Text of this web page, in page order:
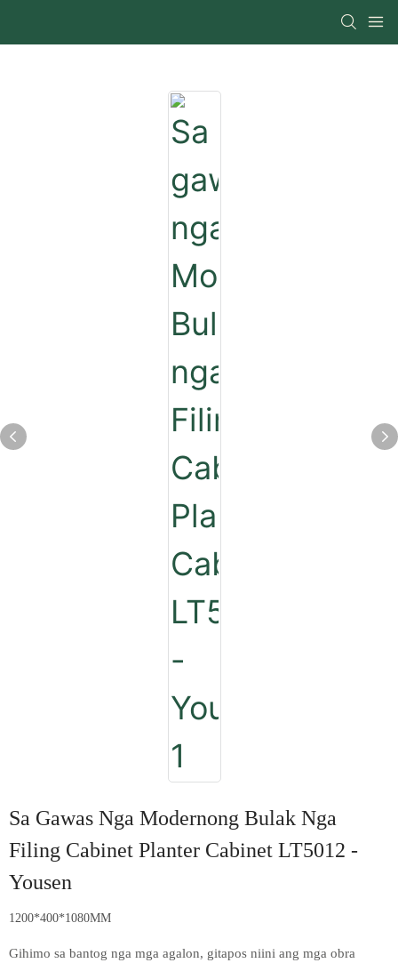
Sa Gawas Nga Modernong Bulak Nga
Filing Cabinet Planter Cabinet LT5012 -
Yousen
1200*400*1080MM
Gihimo sa bantog nga mga agalon, gitapos niini ang mga obra